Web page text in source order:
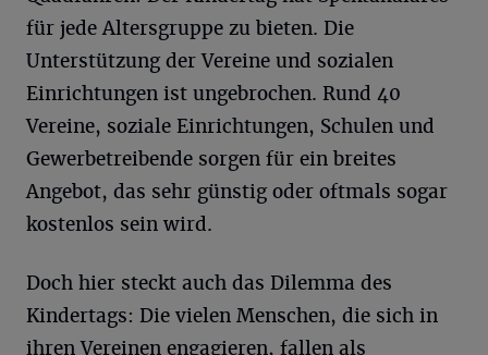
für jede Altersgruppe zu bieten. Die
Unterstützung der Vereine und sozialen
Einrichtungen ist ungebrochen. Rund 40
Vereine, soziale Einrichtungen, Schulen und
Gewerbetreibende sorgen für ein breites
Angebot, das sehr günstig oder oftmals sogar
kostenlos sein wird.
Doch hier steckt auch das Dilemma des
Kindertags: Die vielen Menschen, die sich in
ihren Vereinen engagieren, fallen als